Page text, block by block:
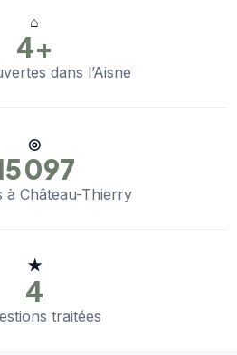
⌂
4+
dans l’Aisne
◎
097
à Château-Thierry
★
4
traitées